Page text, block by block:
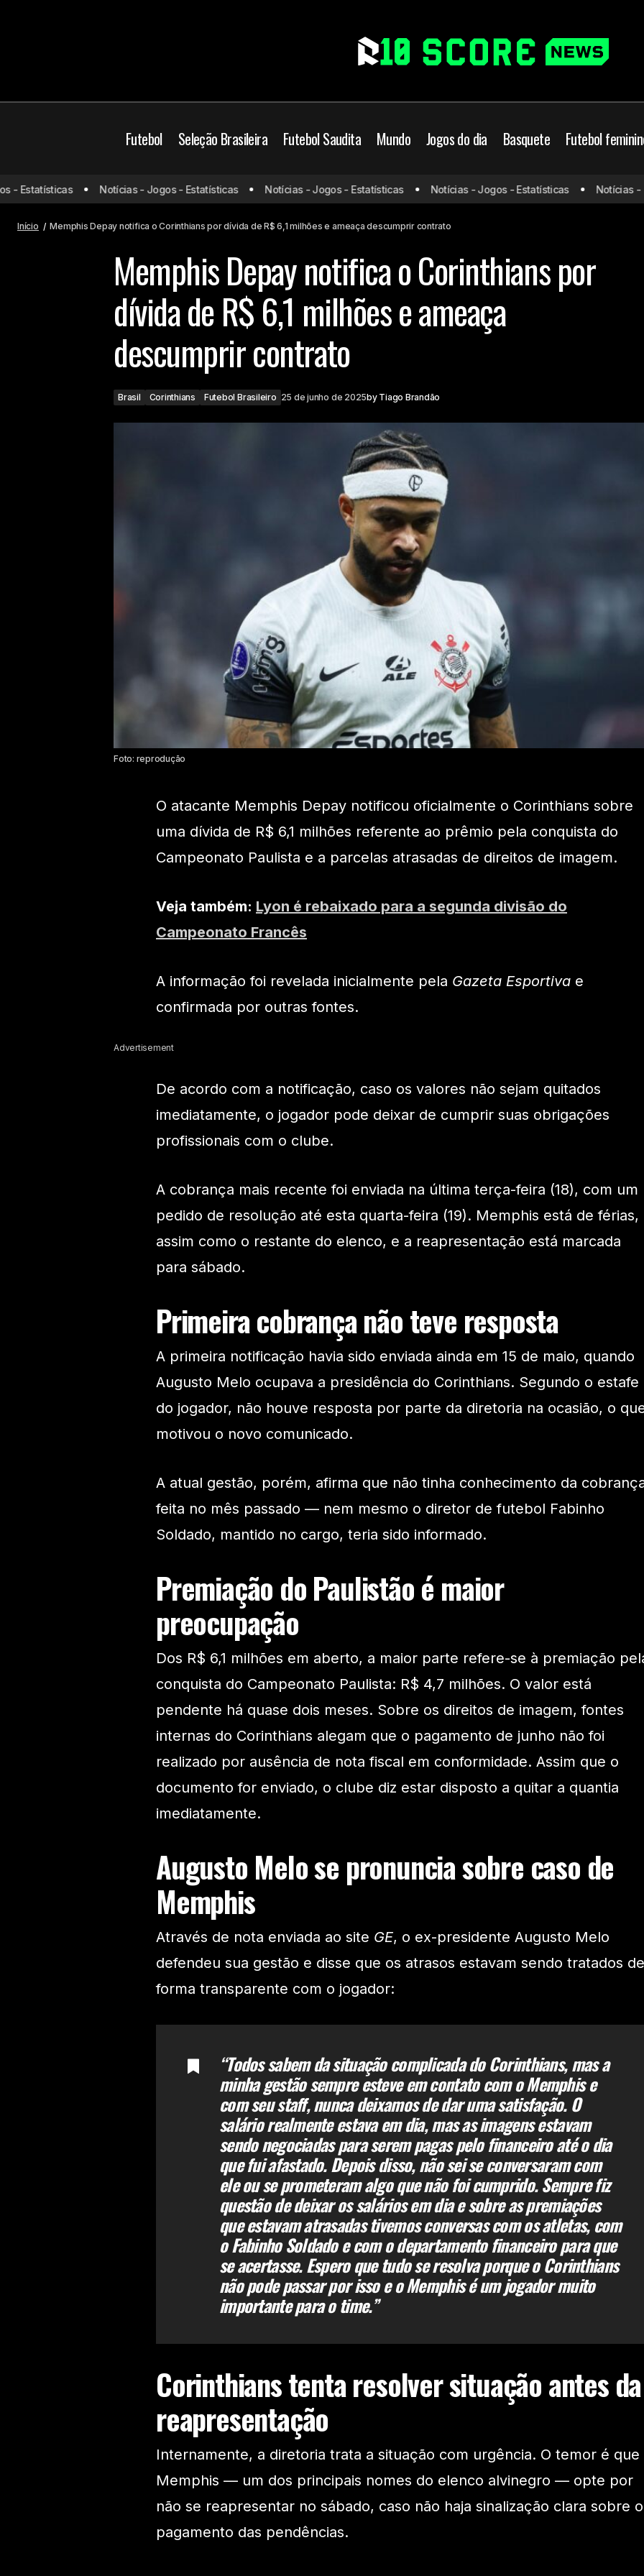
Futebol Seleção Brasileira Futebol Saudita Mundo Jogos do dia Basquete Futebol
Jornal da Espanha classifica chave do
Flamengo como caminho da morte
Brasil
Corinthians
Futebol Brasileiro
Memphis Depay notifica o Corinthians por dívida de R$
ameaça descumprir contrato
Estatísticas Notícias - Jogos - Estatísticas Notícias - Jogos - Estatísticas Notícias - Jogos - Estatísticas Notícias -
Início Memphis Depay notifica o Corinthians por dívida de R$ 6,1 milhões e ameaça descumprir contrato
Memphis Depay notifica o Corinthians por
dívida de R$ 6,1 milhões e ameaça
descumprir contrato
Brasil Corinthians Futebol Brasileiro 25 de junho de 2025by Tiago Brandão
Foto: reprodução
O atacante Memphis Depay notificou oficialmente o Corinthians sobre
uma dívida de R$ 6,1 milhões referente ao prêmio pela conquista do
Campeonato Paulista e a parcelas atrasadas de direitos de imagem.
Veja também: Lyon é rebaixado para a segunda divisão do
Campeonato Francês
A informação foi revelada inicialmente pela Gazeta Esportiva e
confirmada por outras fontes.
Advertisement
De acordo com a notificação, caso os valores não sejam quitados
imediatamente, o jogador pode deixar de cumprir suas obrigações
profissionais com o clube.
A cobrança mais recente foi enviada na última terça-feira (18), com um
pedido de resolução até esta quarta-feira (19). Memphis está de férias,
assim como o restante do elenco, e a reapresentação está marcada
para sábado.
Primeira cobrança não teve resposta
A primeira notificação havia sido enviada ainda em 15 de maio, quando
Augusto Melo ocupava a presidência do Corinthians. Segundo o estafe
do jogador, não houve resposta por parte da diretoria na ocasião, o
motivou o novo comunicado.
A atual gestão, porém, afirma que não tinha conhecimento da
feita no mês passado — nem mesmo o diretor de futebol Fabinho
Soldado, mantido no cargo, teria sido informado.
Premiação do Paulistão é maior
preocupação
Dos R$ 6,1 milhões em aberto, a maior parte refere-se à premiação
conquista do Campeonato Paulista: R$ 4,7 milhões. O valor está
pendente há quase dois meses. Sobre os direitos de imagem, fontes
internas do Corinthians alegam que o pagamento de junho não foi
realizado por ausência de nota fiscal em conformidade. Assim que o
documento for enviado, o clube diz estar disposto a quitar a quantia
imediatamente.
Augusto Melo se pronuncia sobre caso de
Memphis
Através de nota enviada ao site GE, o ex-presidente Augusto Melo
defendeu sua gestão e disse que os atrasos estavam sendo tratados de
forma transparente com o jogador:
“Todos sabem da situação complicada do Corinthians, mas a
minha gestão sempre esteve em contato com o Memphis e
com seu staff, nunca deixamos de dar uma satisfação. O
salário realmente estava em dia, mas as imagens estavam
sendo negociadas para serem pagas pelo financeiro até o dia
que fui afastado. Depois disso, não sei se conversaram com
ele ou se prometeram algo que não foi cumprido. Sempre fiz
questão de deixar os salários em dia e sobre as premiações
que estavam atrasadas tivemos conversas com os atletas, com
o Fabinho Soldado e com o departamento financeiro para que
se acertasse. Espero que tudo se resolva porque o Corinthians
não pode passar por isso e o Memphis é um jogador muito
importante para o time.”
Corinthians tenta resolver situação antes da
reapresentação
Internamente, a diretoria trata a situação com urgência. O temor é que
Memphis — um dos principais nomes do elenco alvinegro — opte por
não se reapresentar no sábado, caso não haja sinalização clara sobre o
pagamento das pendências.